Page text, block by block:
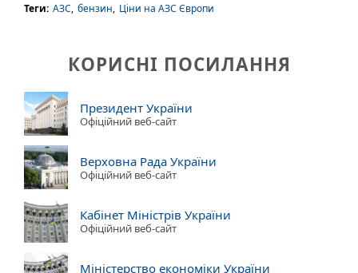
Теги: АЗС, бензин, Ціни на АЗС Європи
КОРИСНІ ПОСИЛАННЯ
Президент України
Офіційний веб-сайт
Верховна Рада України
Офіційний веб-сайт
Кабінет Міністрів України
Офіційний веб-сайт
Міністерство економіки України